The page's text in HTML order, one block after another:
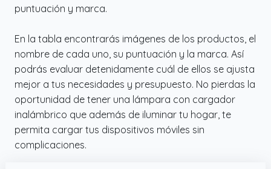
puntuación y marca.
En la tabla encontrarás imágenes de los productos, el
nombre de cada uno, su puntuación y la marca. Así
podrás evaluar detenidamente cuál de ellos se ajusta
mejor a tus necesidades y presupuesto. No pierdas la
oportunidad de tener una lámpara con cargador
inalámbrico que además de iluminar tu hogar, te
permita cargar tus dispositivos móviles sin
complicaciones.